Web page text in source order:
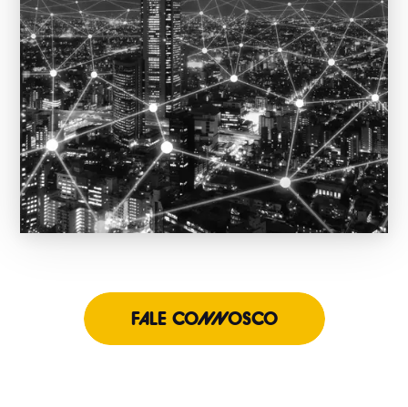
FALE CONNOSCO